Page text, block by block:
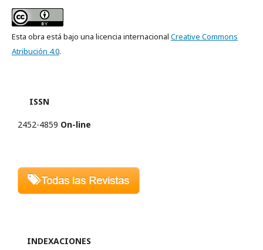
Esta obra está bajo una licencia internacional Creative Commons
Atribución 4.0.
ISSN
2452-4859 On-line
INDEXACIONES